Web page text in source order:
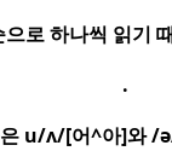
로 하나씩 읽기
.
u/ʌ/[어^아]와/